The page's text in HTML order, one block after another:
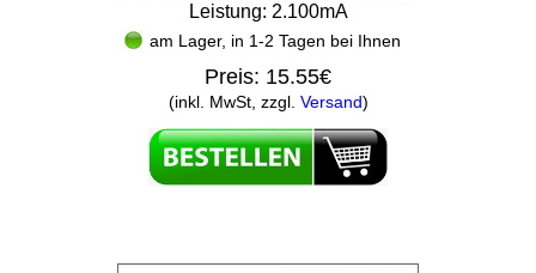
Leistung: 2.100mA
am Lager, in 1-2 Tagen bei Ihnen
Preis: 15.55€
(inkl. MwSt, zzgl. Versand)